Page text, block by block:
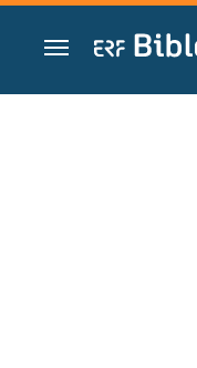
Ir a un contenido